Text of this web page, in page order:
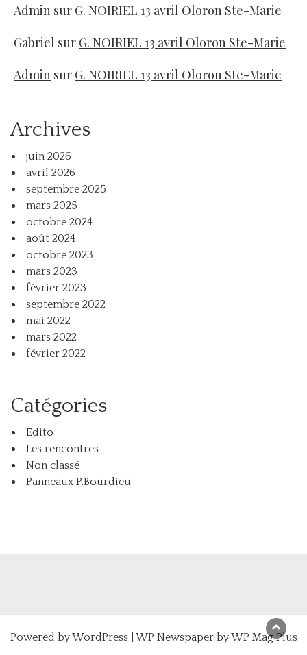
Admin sur G. NOIRIEL 13 avril Oloron Ste-Marie
Gabriel sur G. NOIRIEL 13 avril Oloron Ste-Marie
Admin sur G. NOIRIEL 13 avril Oloron Ste-Marie
Archives
juin 2026
avril 2026
septembre 2025
mars 2025
octobre 2024
août 2024
octobre 2023
mars 2023
février 2023
septembre 2022
mai 2022
mars 2022
février 2022
Catégories
Edito
Les rencontres
Non classé
Panneaux P.Bourdieu
Powered byWordPress| WP Newspaper by WP Mag Plus